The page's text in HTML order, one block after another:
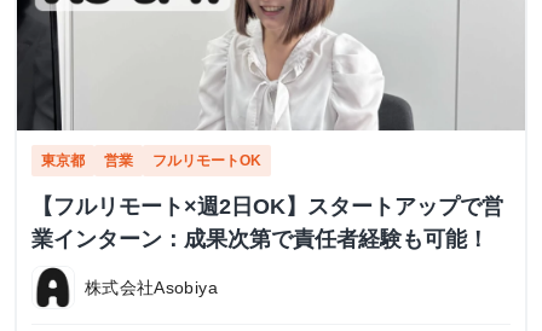
東京都 営業 フルリモートOK
【フルリモート×週2日OK】スタートアップで営
業インターン：成果次第で責任者経験も可能！
株式会社Asobiya